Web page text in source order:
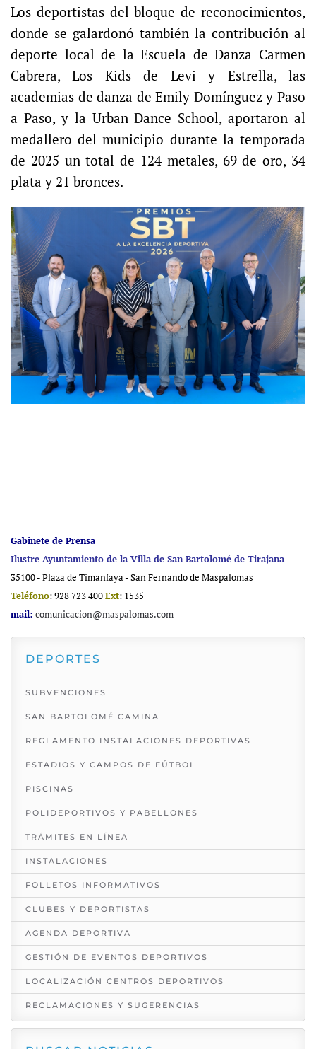
Los deportistas del bloque de reconocimientos,
donde se galardonó también la contribución al
deporte local de la Escuela de Danza Carmen
Cabrera, Los Kids de Levi y Estrella, las
academias de danza de Emily Domínguez y Paso
a Paso, y la Urban Dance School, aportaron al
medallero del municipio durante la temporada
de 2025 un total de 124 metales, 69 de oro, 34
plata y 21 bronces.
Gabinete de Prensa
Ilustre Ayuntamiento de la Villa de San Bartolomé de Tirajana
35100 - Plaza de Timanfaya - San Fernando de Maspalomas
Teléfono: 928 723 400Ext: 1535
mail: comunicacion@maspalomas.com
DEPORTES
SUBVENCIONES
SAN BARTOLOMÉ CAMINA
REGLAMENTO INSTALACIONES DEPORTIVAS
ESTADIOS Y CAMPOS DE FÚTBOL
PISCINAS
POLIDEPORTIVOS Y PABELLONES
TRÁMITES EN LÍNEA
INSTALACIONES
FOLLETOS INFORMATIVOS
CLUBES Y DEPORTISTAS
AGENDA DEPORTIVA
GESTIÓN DE EVENTOS DEPORTIVOS
LOCALIZACIÓN CENTROS DEPORTIVOS
RECLAMACIONES Y SUGERENCIAS